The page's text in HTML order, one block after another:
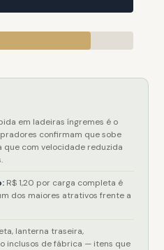
em ladeiras íngremes é o
confirmam que sobe
que com velocidade reduzida
R$ 1,20 por carga completa é
dos maiores atrativos frente a
lanterna traseira,
inclusos de fábrica — itens que